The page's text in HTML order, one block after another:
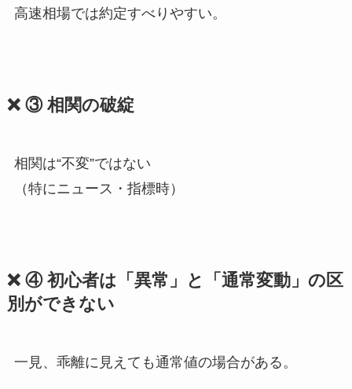
高速相場では約定すべりやすい。
❌ ③ 相関の破綻
相関は“不変”ではない
（特にニュース・指標時）
❌ ④ 初心者は「異常」と「通常変動」の区
別ができない
一見、乖離に見えても通常値の場合がある。